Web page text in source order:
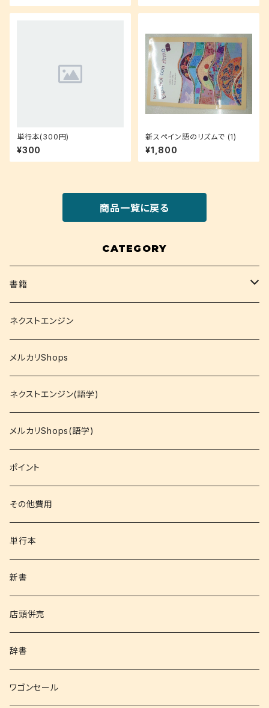
単行本(300円)
¥300
新スペイン語のリズムで (1)
¥1,800
商品一覧に戻る
CATEGORY
書籍
関西大学テキスト
就活
資格
コミック
文庫
その他書籍
書籍以外
ネクストエンジン
メルカリShops
ネクストエンジン(語学)
メルカリShops(語学)
ポイント
その他費用
単行本
新書
店頭併売
辞書
ワゴンセール